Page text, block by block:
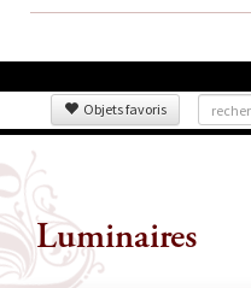
Objets favoris
Luminaires